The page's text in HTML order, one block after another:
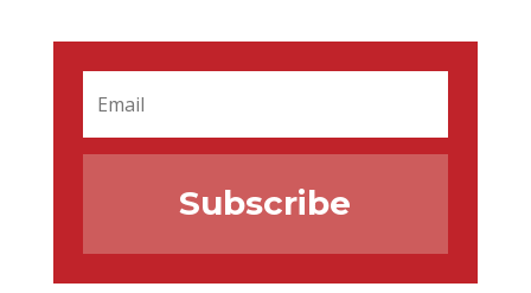
Subscribe